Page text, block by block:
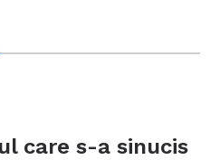
care s-a sinucis